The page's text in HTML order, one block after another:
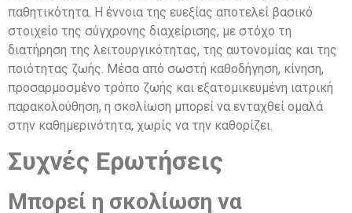
παθητικότητα. Η έννοια της ευεξίας αποτελεί βασικό
στοιχείο της σύγχρονης διαχείρισης, με στόχο τη
διατήρηση της λειτουργικότητας, της αυτονομίας και της
ποιότητας ζωής. Μέσα από σωστή καθοδήγηση, κίνηση,
προσαρμοσμένο τρόπο ζωής και εξατομικευμένη ιατρική
παρακολούθηση, η σκολίωση μπορεί να ενταχθεί ομαλά
στην καθημερινότητα, χωρίς να την καθορίζει.
Συχνές Ερωτήσεις
Μπορεί η σκολίωση να